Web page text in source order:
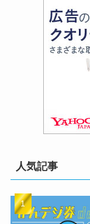
人気記事